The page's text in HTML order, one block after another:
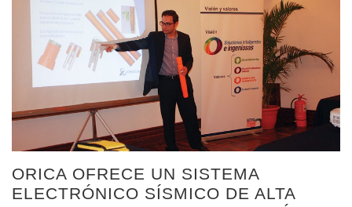
ORICA OFRECE UN SISTEMA
ELECTRÓNICO SÍSMICO DE ALTA